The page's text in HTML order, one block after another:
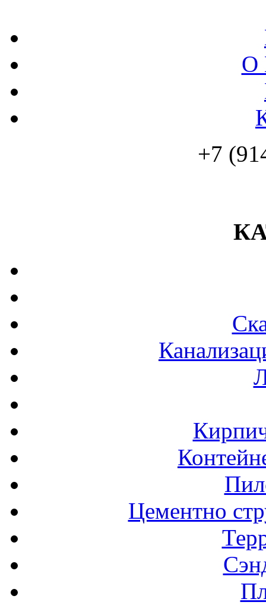
О
+7
Цементно